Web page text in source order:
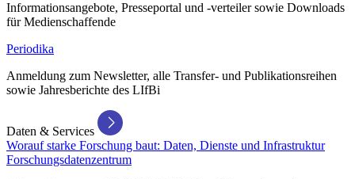
Informationsangebote, Presseportal und -verteiler sowie Downloads
für Medienschaffende
Periodika
Anmeldung zum Newsletter, alle Transfer- und Publikationsreihen
sowie Jahresberichte des LIfBi
Daten & Services
Worauf starke Forschung baut: Daten, Dienste und Infrastruktur
Forschungsdatenzentrum